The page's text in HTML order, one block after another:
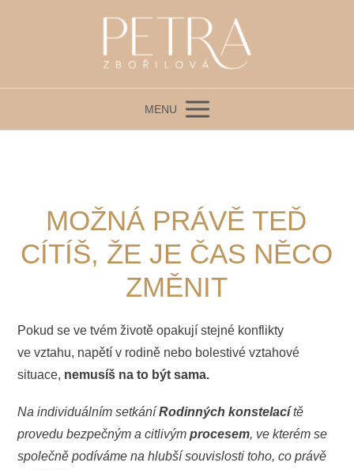
MENU
MOŽNÁ PRÁVĚ TEĎ
CÍTÍŠ, ŽE JE ČAS NĚCO
ZMĚNIT
Pokud se ve tvém životě opakují stejné konflikty
ve vztahu, napětí v rodině nebo bolestivé vztahové
situace, nemusíš na to být sama.
Na individuálním setkáníRodinných konstelacítě
provedu bezpečným a citlivýmprocesem, ve kterém se
společně podíváme na hlubší souvislosti toho, co právě